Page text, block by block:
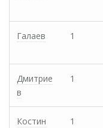
Галаев 1
Дмитрие
в
1
Костин 1